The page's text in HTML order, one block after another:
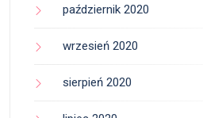
październik 2020
wrzesień 2020
sierpień 2020